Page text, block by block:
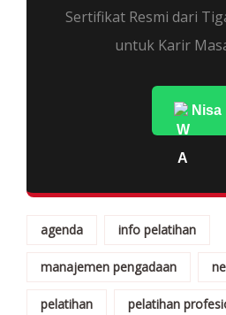
Sertifikat Resmi dari
untuk Karir
Nisa
agenda info pelatihan
manajemen pengadaan
pelatihan pelatihan